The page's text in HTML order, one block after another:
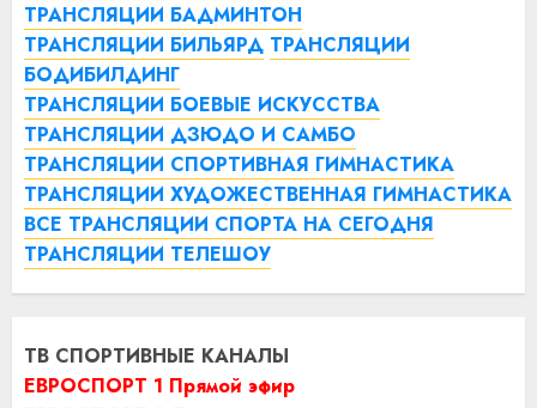
ТРАНСЛЯЦИИ БАДМИНТОН
ТРАНСЛЯЦИИ БИЛЬЯРД ТРАНСЛЯЦИИ
БОДИБИЛДИНГ
ТРАНСЛЯЦИИ БОЕВЫЕ ИСКУССТВА
ТРАНСЛЯЦИИ ДЗЮДО И САМБО
ТРАНСЛЯЦИИ СПОРТИВНАЯ ГИМНАСТИКА
ТРАНСЛЯЦИИ ХУДОЖЕСТВЕННАЯ ГИМНАСТИКА
ВСЕ ТРАНСЛЯЦИИ СПОРТА НА СЕГОДНЯ
ТРАНСЛЯЦИИ ТЕЛЕШОУ
ТВ СПОРТИВНЫЕ КАНАЛЫ
ЕВРОСПОРТ 1 Прямой эфир